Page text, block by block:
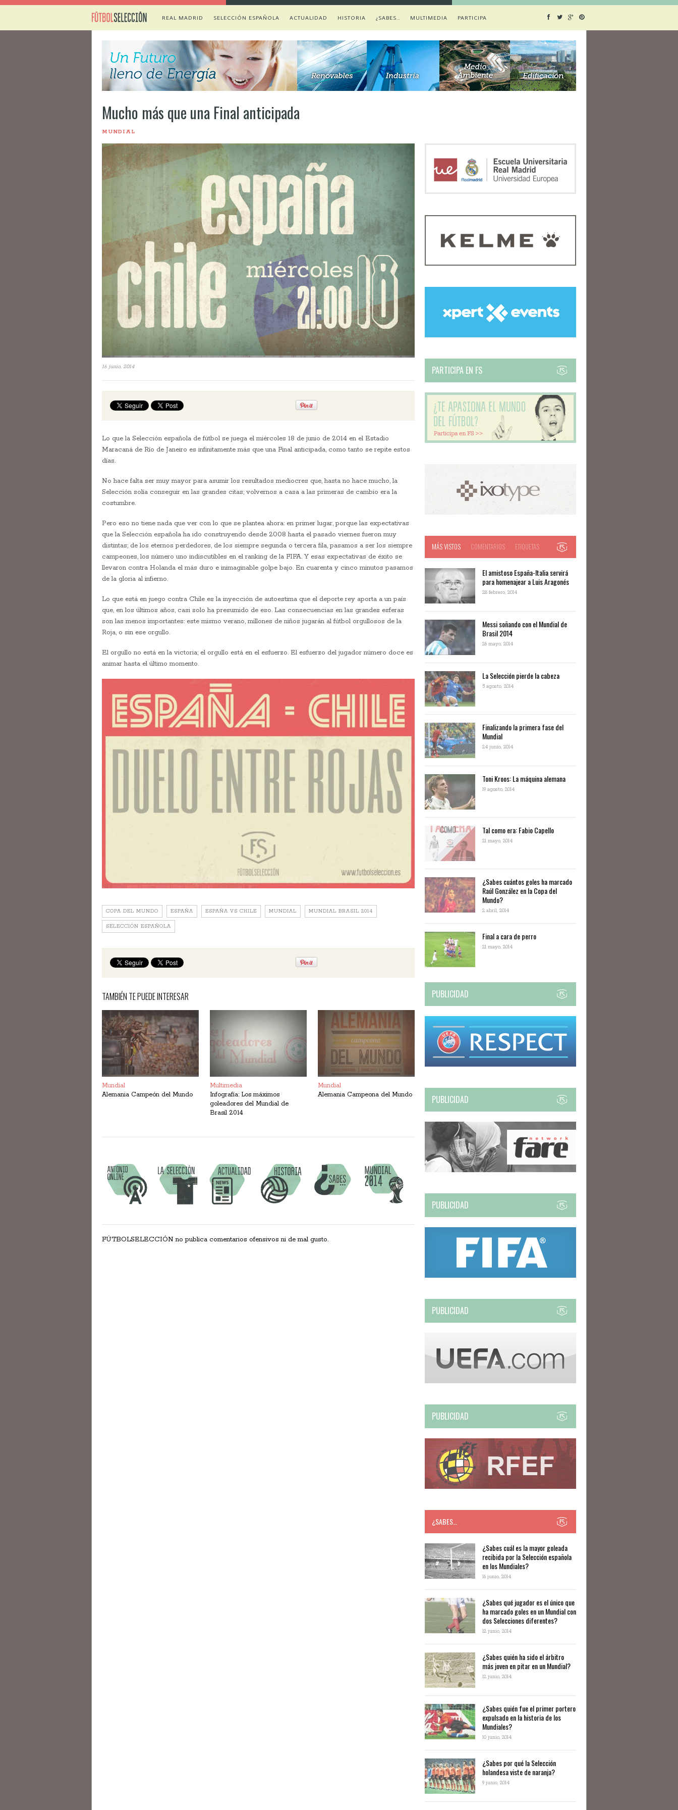
REAL MADRID SELECCIÓN ESPAÑOLA ACTUALIDAD HISTORIA ¿SABES… MULTIMEDIA PARTICIPA
Mucho más que una Final anticipada
MUNDIAL
16 junio, 2014
Lo que la Selección española de fútbol se juega el miércoles 18 de junio de 2014 en el Estadio
Maracaná de Río de Janeiro es infinitamente más que una Final anticipada, como tanto se repite estos
días.
No hace falta ser muy mayor para asumir los resultados mediocres que, hasta no hace mucho, la
Selección solía conseguir en las grandes citas; volvernos a casa a las primeras de cambio era la
costumbre.
Pero eso no tiene nada que ver con lo que se plantea ahora: en primer lugar, porque las expectativas
que la Selección española ha ido construyendo desde 2008 hasta el pasado viernes fueron muy
distintas; de los eternos perdedores, de los siempre segunda o tercera fila, pasamos a ser los siempre
campeones, los número uno indiscutibles en el ranking de la FIFA. Y esas expectativas de éxito se
llevaron contra Holanda el más duro e inimaginable golpe bajo. En cuarenta y cinco minutos pasamos
de la gloria al infierno.
Lo que está en juego contra Chile es la inyección de autoestima que el deporte rey aporta a un país
que, en los últimos años, casi solo ha presumido de eso. Las consecuencias en las grandes esferas
son las menos importantes: este mismo verano, millones de niños jugarán al fútbol orgullosos de la
Roja, o sin ese orgullo.
El orgullo no está en la victoria; el orgullo está en el esfuerzo. El esfuerzo del jugador número doce es
animar hasta el último momento.
COPA DEL MUNDO ESPAÑA ESPAÑA VS CHILE MUNDIAL MUNDIAL BRASIL 2014
SELECCIÓN ESPAÑOLA
TAMBIÉN TE PUEDE INTERESAR
Mundial
Alemania Campeón del Mundo
Multimedia
Infografía: Los máximos
goleadores del Mundial de
Brasil 2014
Mundial
Alemania Campeona del Mundo
FÚTBOLSELECCIÓN no publica comentarios ofensivos ni de mal gusto.
PARTICIPA EN FS
MÁS VISTOS COMENTARIOS ETIQUETAS
El amistoso España-Italia servirá
para homenajear a Luis Aragonés
28 febrero, 2014
Messi soñando con el Mundial de
Brasil 2014
26 mayo, 2014
La Selección pierde la cabeza
5 agosto, 2014
Finalizando la primera fase del
Mundial
24 junio, 2014
Toni Kroos: La máquina alemana
19 agosto, 2014
Tal como era: Fabio Capello
21 mayo, 2014
¿Sabes cuántos goles ha marcado
Raúl González en la Copa del
Mundo?
2 abril, 2014
Final a cara de perro
21 mayo, 2014
PUBLICIDAD
PUBLICIDAD
PUBLICIDAD
PUBLICIDAD
PUBLICIDAD
¿SABES…
​​¿Sabes cuál es la mayor goleada
recibida por la Selección española
en los Mundiales?
16 junio, 2014
¿Sabes qué jugador es el único que
ha marcado goles en un Mundial con
dos Selecciones diferentes?
12 junio, 2014
¿Sabes quién ha sido el árbitro
más joven en pitar en un Mundial?
12 junio, 2014
¿Sabes quién fue el primer portero
expulsado en la historia de los
Mundiales?
10 junio, 2014
​¿Sabes por qué la Selección
holandesa viste de naranja?
9 junio, 2014